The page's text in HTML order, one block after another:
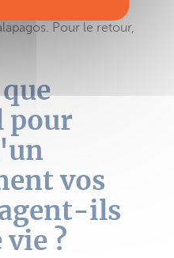
puis la Polynésie,
Pour le retour,
pour
vos
ils
?